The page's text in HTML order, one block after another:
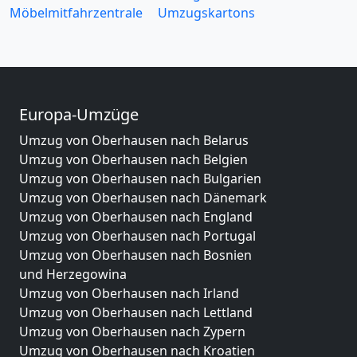
Möbelmitfahrzentrale
Umzugskartons
Europa-Umzüge
Umzug von Oberhausen nach Belarus
Umzug von Oberhausen nach Belgien
Umzug von Oberhausen nach Bulgarien
Umzug von Oberhausen nach Dänemark
Umzug von Oberhausen nach England
Umzug von Oberhausen nach Portugal
Umzug von Oberhausen nach Bosnien
und Herzegowina
Umzug von Oberhausen nach Irland
Umzug von Oberhausen nach Lettland
Umzug von Oberhausen nach Zypern
Umzug von Oberhausen nach Kroatien